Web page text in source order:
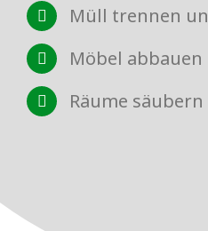
Müll trennen
Möbel abbauen
Räume